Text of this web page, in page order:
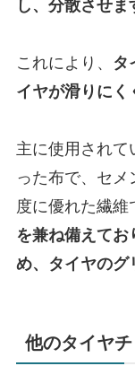
し、分散させま
これにより、
タ
イヤが滑りにく
主に使用されて
った布で、セ
度に優れた繊維
を兼ね備えて
め、タイヤのグ
他のタイヤ